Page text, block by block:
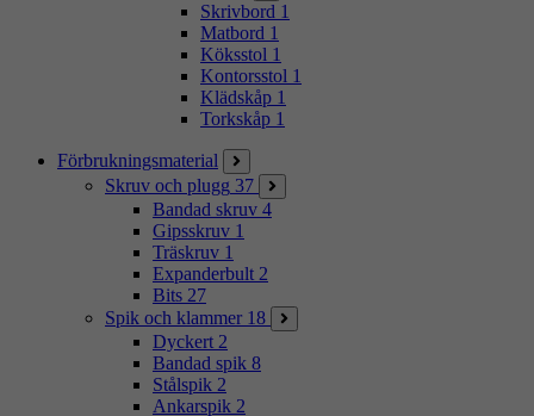
Skrivbord 1
Matbord 1
Köksstol 1
Kontorsstol 1
Klädskåp 1
Torkskåp 1
Förbrukningsmaterial
Skruv och plugg 37
Bandad skruv 4
Gipsskruv 1
Träskruv 1
Expanderbult 2
Bits 27
Spik och klammer 18
Dyckert 2
Bandad spik 8
Stålspik 2
Ankarspik 2